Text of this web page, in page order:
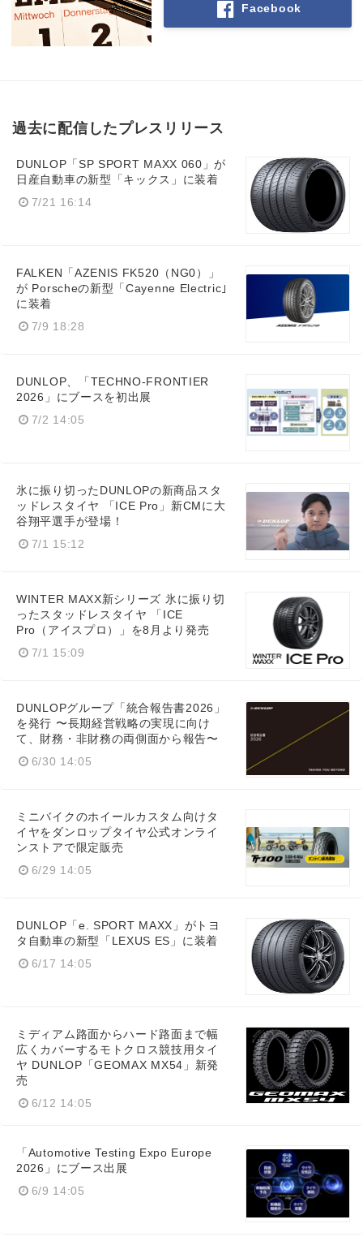
Facebook
過去に配信したプレスリリース
DUNLOP「SP SPORT MAXX 060」が
日産自動車の新型「キックス」に装着
7/21 16:14
FALKEN「AZENIS FK520（NG0）」
が Porscheの新型「Cayenne Electric｣
に装着
7/9 18:28
DUNLOP、「TECHNO-FRONTIER
2026」にブースを初出展
7/2 14:05
氷に振り切ったDUNLOPの新商品スタ
ッドレスタイヤ 「ICE Pro」新CMに大
谷翔平選手が登場！
7/1 15:12
WINTER MAXX新シリーズ 氷に振り切
ったスタッドレスタイヤ 「ICE
Pro（アイスプロ）」を8月より発売
7/1 15:09
DUNLOPグループ「統合報告書2026」
を発行 〜長期経営戦略の実現に向け
て、財務・非財務の両側面から報告〜
6/30 14:05
ミニバイクのホイールカスタム向けタ
イヤをダンロップタイヤ公式オンライ
ンストアで限定販売
6/29 14:05
DUNLOP「e. SPORT MAXX」がトヨ
タ自動車の新型「LEXUS ES」に装着
6/17 14:05
ミディアム路面からハード路面まで幅
広くカバーするモトクロス競技用タイ
ヤ DUNLOP「GEOMAX MX54」新発
売
6/12 14:05
「Automotive Testing Expo Europe
2026」にブース出展
6/9 14:05
Japanese